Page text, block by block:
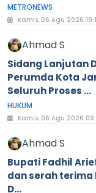
METRONEWS
Kamis, 06 Agu 2026
Ahmad S
Sidang Lanjutan
Perumda Kota
Seluruh Proses ...
HUKUM
Kamis, 06 Agu 2026
Ahmad S
Bupati Fadhil
dan serah terima
D...